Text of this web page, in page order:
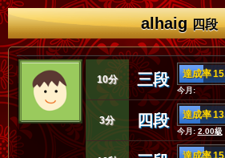
alhaig四段
10分 三段 達成率
今月:
3分 四段 達成率
今月:2.00級
達成率